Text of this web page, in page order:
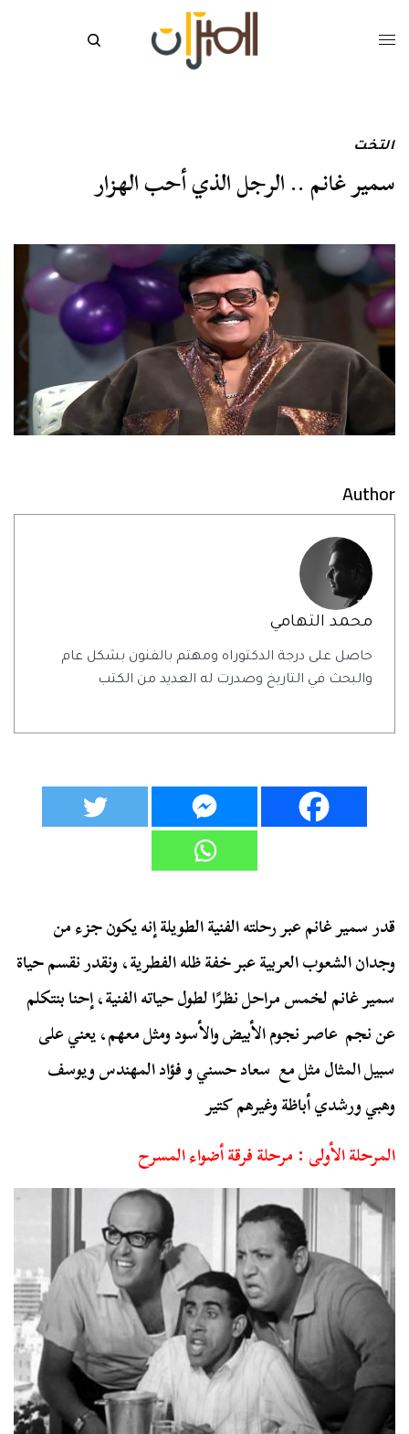
التخت
سمير غانم .. الرجل الذي أحب الهزار
Author
محمد التهامي
حاصل على درجة الدكتوراه ومهتم بالفنون بشكل عام
والبحث في التاريخ وصدرت له العديد من الكتب
قدر سمير غانم عبر رحلته الفنية الطويلة إنه يكون جزء من
وجدان الشعوب العربية عبر خفة ظله الفطرية، ونقدر نقسم حياة
سمير غانم لخمس مراحل نظرًا لطول حياته الفنية، إحنا بنتكلم
عن نجم عاصر نجوم الأبيض والأسود ومثل معهم، يعني على
سبيل المثال مثل مع سعاد حسني و فؤاد المهندس ويوسف
وهبي ورشدي أباظة وغيرهم كتير
المرحلة الأولى : مرحلة فرقة أضواء المسرح